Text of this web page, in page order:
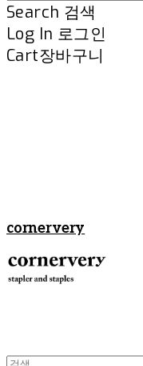
Search 검색
Log In 로그인
Cart장바구니
cornervery